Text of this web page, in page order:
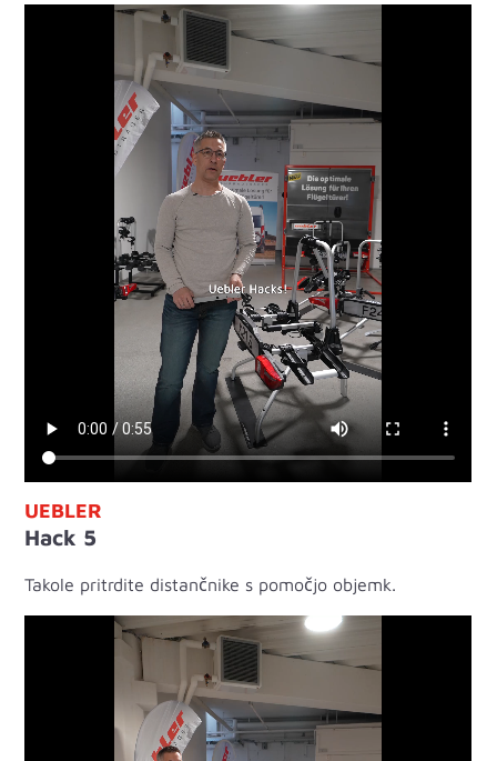
UEBLER
Hack 5
Takole pritrdite distančnike s pomočjo objemk.